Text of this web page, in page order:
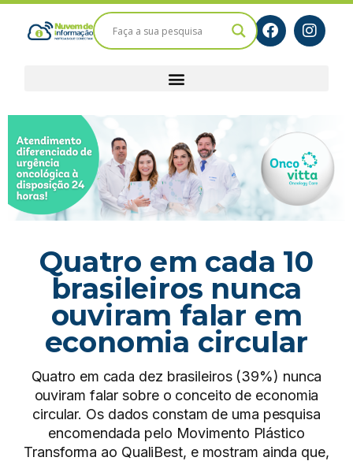
Quatro em cada 10
brasileiros nunca
ouviram falar em
economia circular
Quatro em cada dez brasileiros (39%) nunca
ouviram falar sobre o conceito de economia
circular. Os dados constam de uma pesquisa
encomendada pelo Movimento Plástico
Transforma ao QualiBest, e mostram ainda que,